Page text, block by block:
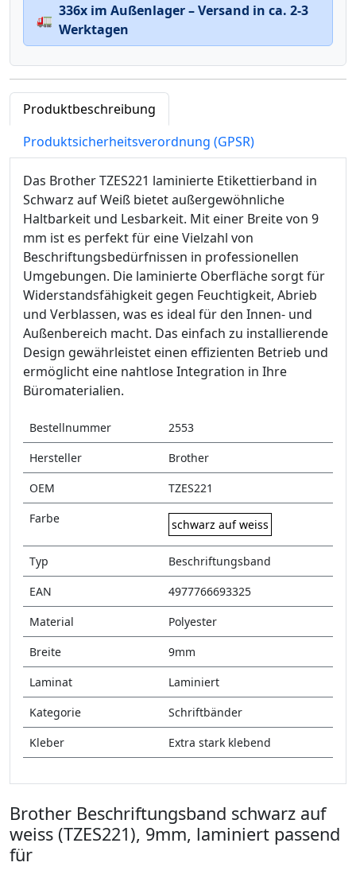
🚛
336x im Außenlager – Versand in ca. 2-3
Werktagen
Produktbeschreibung
Produktsicherheitsverordnung (GPSR)
Das Brother TZES221 laminierte Etikettierband in
Schwarz auf Weiß bietet außergewöhnliche
Haltbarkeit und Lesbarkeit. Mit einer Breite von 9
mm ist es perfekt für eine Vielzahl von
Beschriftungsbedürfnissen in professionellen
Umgebungen. Die laminierte Oberfläche sorgt für
Widerstandsfähigkeit gegen Feuchtigkeit, Abrieb
und Verblassen, was es ideal für den Innen- und
Außenbereich macht. Das einfach zu installierende
Design gewährleistet einen effizienten Betrieb und
ermöglicht eine nahtlose Integration in Ihre
Büromaterialien.
Bestellnummer
2553
Hersteller
Brother
OEM
TZES221
Farbe
schwarz auf weiss
Typ
Beschriftungsband
EAN
4977766693325
Material
Polyester
Breite
9mm
Laminat
Laminiert
Kategorie
Schriftbänder
Kleber
Extra stark klebend
Brother Beschriftungsband schwarz auf
weiss (TZES221), 9mm, laminiert passend
für